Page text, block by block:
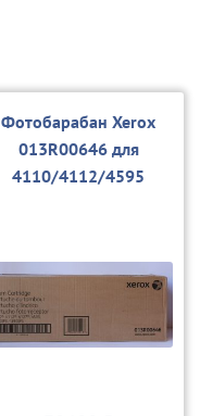
Фотобарабан Xerox
013R00646 для
4110/4112/4595